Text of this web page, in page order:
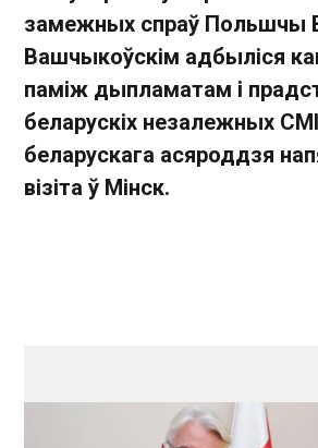
замежных спраў Польшчы
Вашчыкоўскім адбыліся
паміж дыпламатам і
беларускіх незалежных СМІ
беларускага асяроддзя
візіта ў Мінск.